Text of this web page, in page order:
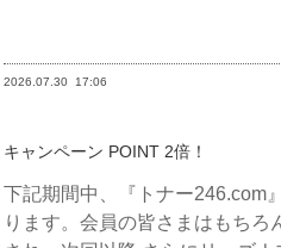
2026.07.30 17:06
キャンペーン POINT 2倍！
下記期間中、『トナー246.com
ります。会員の皆さまはもち